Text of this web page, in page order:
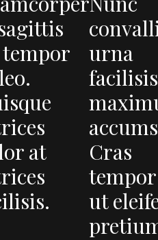
at
urna
Cras
ut